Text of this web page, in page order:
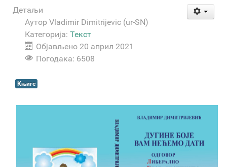
Детаљи
Аутор Vladimir Dimitrijevic (ur-SN)
Категорија: Текст
Објављено 20 април 2021
Погодака: 6508
Књиге